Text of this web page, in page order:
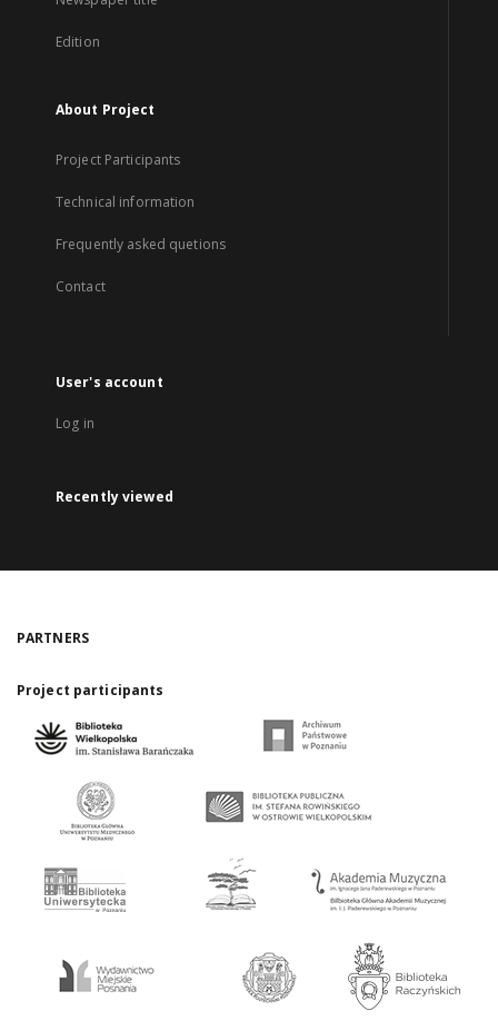
Edition
About Project
Project Participants
Technical information
Frequently asked quetions
Contact
User's account
Log in
Recently viewed
PARTNERS
Project participants